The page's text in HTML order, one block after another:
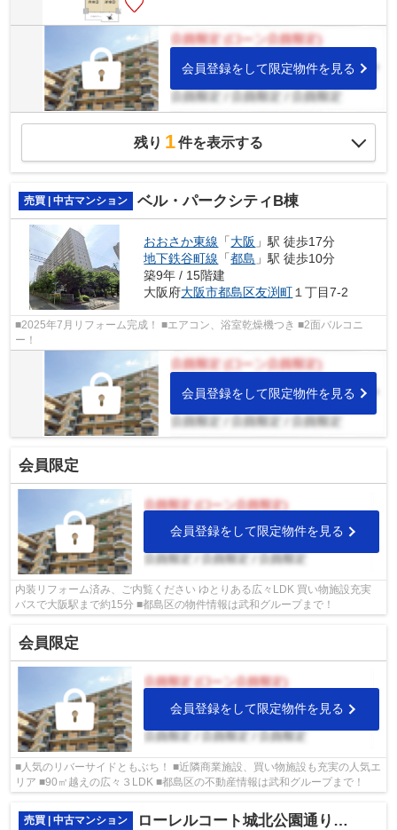
会員登録をして限定物件を見る
残り 1件を表示する
売買 | 中古マンション ベル・パークシティB棟
おおさか東線 「大阪 」駅 徒歩17分
地下鉄谷町線 「都島 」駅 徒歩10分
築9年 / 15階建
大阪府大阪市都島区友渕町 １丁目7-2
■2025年7月リフォーム完成！ ■エアコン、浴室乾燥機つき ■2面バルコニ
ー！
会員登録をして限定物件を見る
会員限定
会員登録をして限定物件を見る
内装リフォーム済み、ご内覧ください ゆとりある広々LDK 買い物施設充実
バスで大阪駅まで約15分 ■都島区の物件情報は武和グループまで！
会員限定
会員登録をして限定物件を見る
■人気のリバーサイドともぶち！ ■近隣商業施設、買い物施設も充実の人気エ
リア ■90㎡越えの広々３LDK ■都島区の不動産情報は武和グループまで！
売買 | 中古マンション ローレルコート城北公園通り2番館